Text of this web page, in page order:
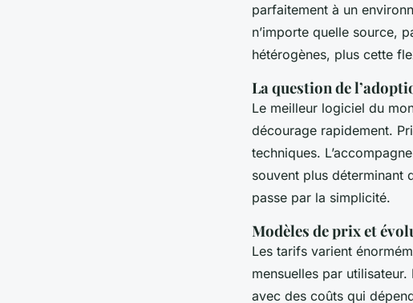
parfaitement à un
n’importe quelle source,
hétérogènes, plus cette
La question de
Le meilleur logiciel du
décourage rapidement.
techniques.
souvent plus déterminant
passe par la simplicité.
Modèles de prix et
Les tarifs varient
mensuelles par
avec des coûts qui